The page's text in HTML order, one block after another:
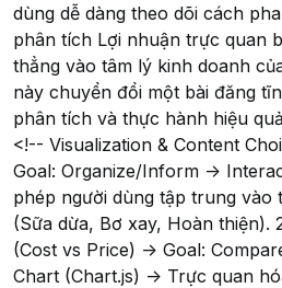
dùng dễ dàng theo dõi cách
phân tích Lợi nhuận trực quan
thẳng vào tâm lý kinh doanh
này chuyển đổi một bài đăng
phân tích và thực hành hiệu
<!-- Visualization & Content
Goal: Organize/Inform ->
phép người dùng tập trung vào
(Sữa dừa, Bơ xay, Hoàn thiện).
(Cost vs Price) -> Goal:
Chart (Chart.js) -> Trực quan